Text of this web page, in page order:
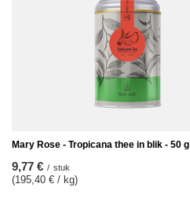
Mary Rose - Tropicana thee in blik - 50 g
9,77 € / stuk
(195,40 € / kg)